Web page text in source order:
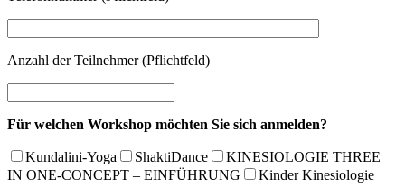
Anzahl der Teilnehmer (Pflichtfeld)
Für welchen Workshop möchten Sie sich anmelden?
Kundalini-Yoga ShaktiDance
KINESIOLOGIE THREE
IN ONE-CONCEPT – EINFÜHRUNG
Kinder Kinesiologie